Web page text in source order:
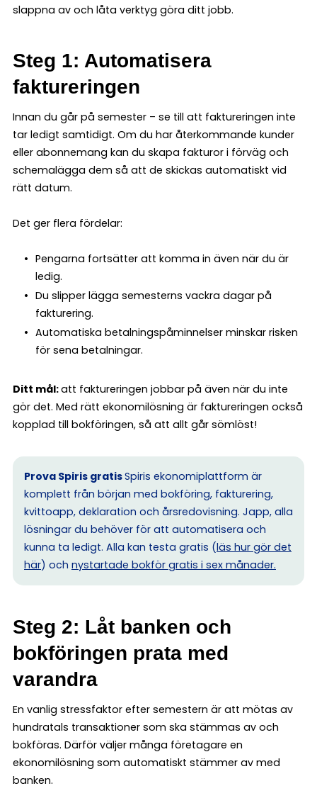
slappna av och låta verktyg göra ditt jobb.
Steg 1: Automatisera
faktureringen
Innan du går på semester – se till att faktureringen inte
tar ledigt samtidigt. Om du har återkommande kunder
eller abonnemang kan du skapa fakturor i förväg och
schemalägga dem så att de skickas automatiskt vid
rätt datum.
Det ger flera fördelar:
Pengarna fortsätter att komma in även när du är
ledig.
Du slipper lägga semesterns vackra dagar på
fakturering.
Automatiska betalningspåminnelser minskar risken
för sena betalningar.
Ditt mål:att faktureringen jobbar på även när du inte
gör det. Med rätt ekonomilösning är faktureringen också
kopplad till bokföringen, så att allt går sömlöst!
Prova Spiris gratisSpiris ekonomiplattform är
komplett från början med bokföring, fakturering,
kvittoapp, deklaration och årsredovisning. Japp, alla
lösningar du behöver för att automatisera och
kunna ta ledigt. Alla kan testa gratis (läs hur gör det
här) och nystartade bokför gratis i sex månader.
Steg 2: Låt banken och
bokföringen prata med
varandra
En vanlig stressfaktor efter semestern är att mötas av
hundratals transaktioner som ska stämmas av och
bokföras. Därför väljer många företagare en
ekonomilösning som automatiskt stämmer av med
banken.